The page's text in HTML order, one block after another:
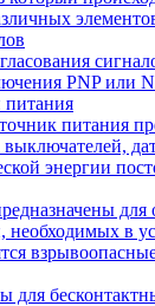
PNP или
питания
энергии
для
необходимых в